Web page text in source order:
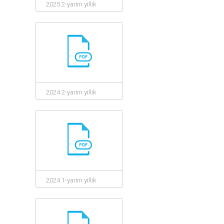
2025 2-yarim yillik
2024 2-yarim yillik
2024 1-yarim yillik